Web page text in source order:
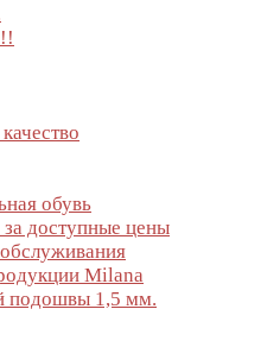
обувь
доступные цены
Milana
подошвы 1,5 мм.